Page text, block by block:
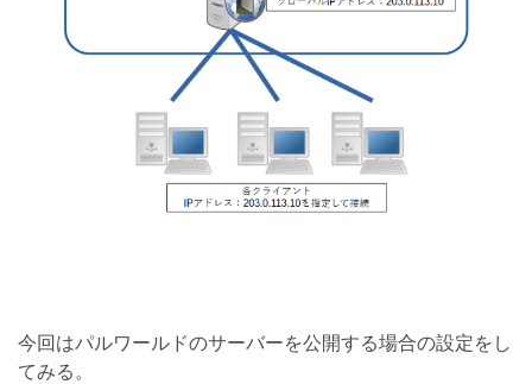
今回はパルワールドのサーバーを公開する場合の設定をし
てみる。